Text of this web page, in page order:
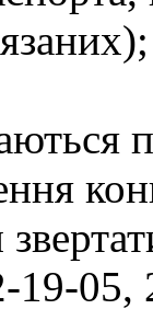
19-05,